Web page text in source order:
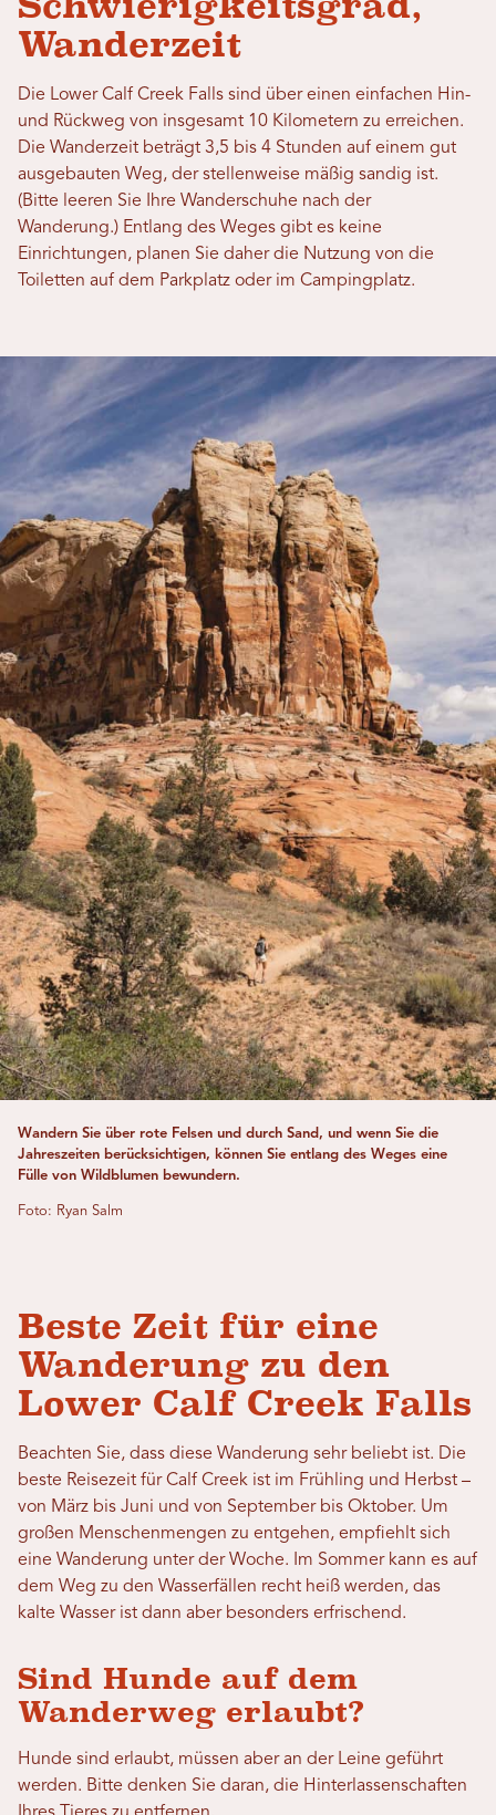
Wanderzeit
Die Lower Calf Creek Falls sind über einen einfachen Hin-
und Rückweg von insgesamt 10 Kilometern zu erreichen.
Die Wanderzeit beträgt 3,5 bis 4 Stunden auf einem gut
ausgebauten Weg, der stellenweise mäßig sandig ist.
(Bitte leeren Sie Ihre Wanderschuhe nach der
Wanderung.) Entlang des Weges gibt es keine
Einrichtungen, planen Sie daher die Nutzung von die
Toiletten auf dem Parkplatz oder im Campingplatz.
Wandern Sie über rote Felsen und durch Sand, und wenn Sie die
Jahreszeiten berücksichtigen, können Sie entlang des Weges eine
Fülle von Wildblumen bewundern.
Foto: Ryan Salm
Beste Zeit für eine
Wanderung zu den
Lower Calf Creek Falls
Beachten Sie, dass diese Wanderung sehr beliebt ist. Die
beste Reisezeit für Calf Creek ist im Frühling und Herbst –
von März bis Juni und von September bis Oktober. Um
großen Menschenmengen zu entgehen, empfiehlt sich
eine Wanderung unter der Woche. Im Sommer kann es auf
dem Weg zu den Wasserfällen recht heiß werden, das
kalte Wasser ist dann aber besonders erfrischend.
Sind Hunde auf dem
Wanderweg erlaubt?
Hunde sind erlaubt, müssen aber an der Leine geführt
werden. Bitte denken Sie daran, die Hinterlassenschaften